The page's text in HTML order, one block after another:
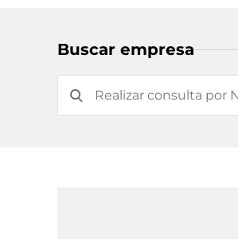
Buscar empresa